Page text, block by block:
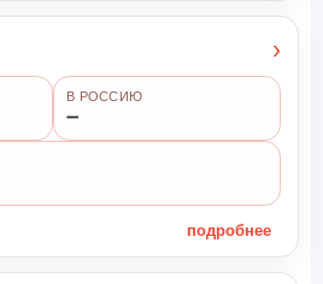
›
В РОССИЮ
➖
подробнее